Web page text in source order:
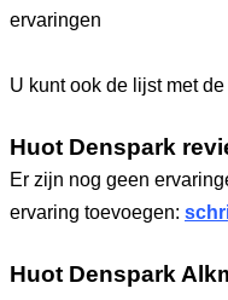
ervaringen
U kunt ook de lijst met de
Huot Denspark
Er zijn nog geen
ervaring toevoegen:
Huot Denspark